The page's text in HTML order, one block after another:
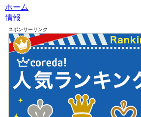
ホーム
情報
スポンサーリンク